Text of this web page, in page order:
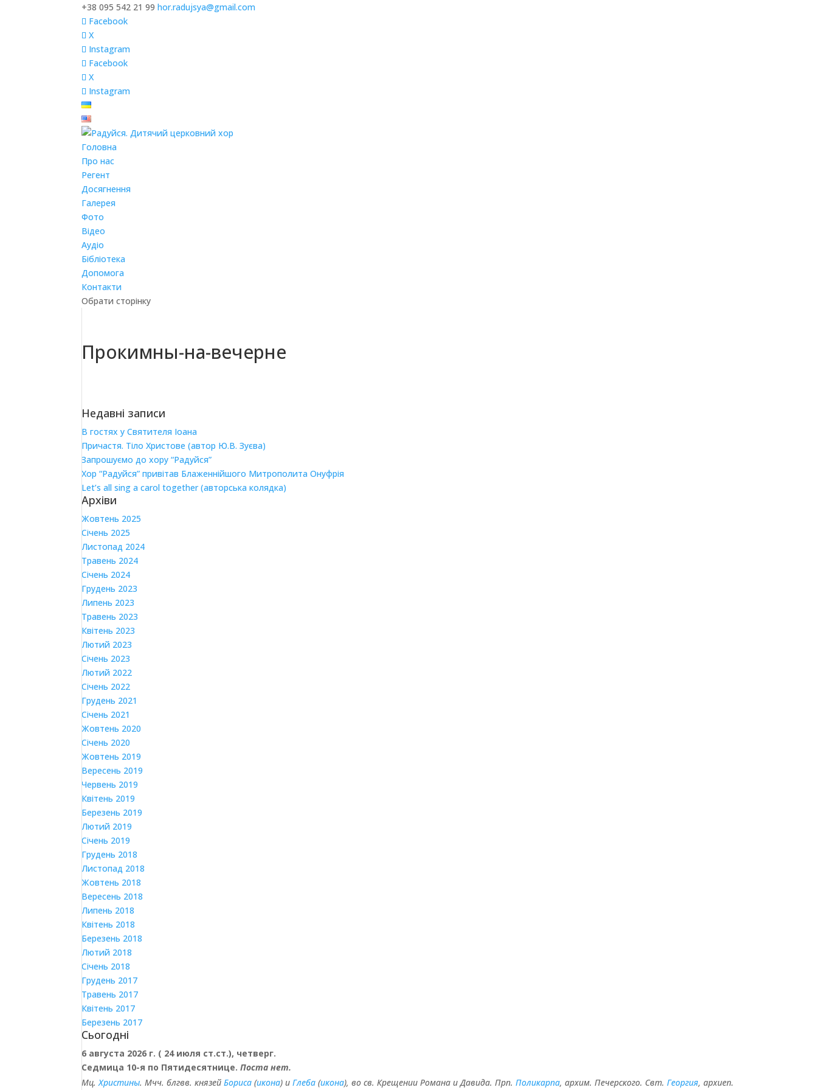
+38 095 542 21 99 hor.radujsya@gmail.com
Facebook
X
Instagram
Facebook
X
Instagram
Головна
Про нас
Регент
Досягнення
Галерея
Фото
Відео
Аудіо
Бібліотека
Допомога
Контакти
Обрати сторінку
Прокимны-на-вечерне
Недавні записи
В гостях у Святителя Іоана
Причастя. Тіло Христове (автор Ю.В. Зуєва)
Запрошуємо до хору “Радуйся”
Хор “Радуйся” привітав Блаженнійшого Митрополита Онуфрія
Let’s all sing a carol together (авторська колядка)
Архіви
Жовтень 2025
Січень 2025
Листопад 2024
Травень 2024
Січень 2024
Грудень 2023
Липень 2023
Травень 2023
Квітень 2023
Лютий 2023
Січень 2023
Лютий 2022
Січень 2022
Грудень 2021
Січень 2021
Жовтень 2020
Січень 2020
Жовтень 2019
Вересень 2019
Червень 2019
Квітень 2019
Березень 2019
Лютий 2019
Січень 2019
Грудень 2018
Листопад 2018
Жовтень 2018
Вересень 2018
Липень 2018
Квітень 2018
Березень 2018
Лютий 2018
Січень 2018
Грудень 2017
Травень 2017
Квітень 2017
Березень 2017
Сьогодні
6 августа 2026 г. ( 24 июля ст.ст.), четверг.
Седмица 10-я по Пятидесятнице.Поста нет.
Мц.Христины. Мчч. блгвв. князейБориса (икона) иГлеба (икона), во св. Крещении Романа и Давида. Прп.Поликарпа, архим. Печерского. Свт.Георгия, архиеп.